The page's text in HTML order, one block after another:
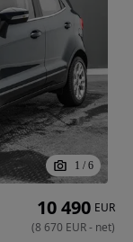
1 / 6
10 490 EUR
(8 670 EUR- net)